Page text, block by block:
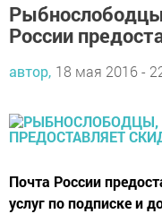
России
автор, 18 мая 2016 -
Почта России
услуг по подписке и